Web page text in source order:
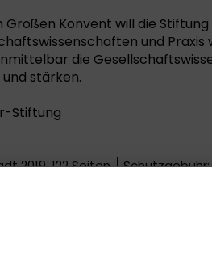
Großen Konvent will die
und
die
stärken.
Stiftung
2019, 122 Seiten